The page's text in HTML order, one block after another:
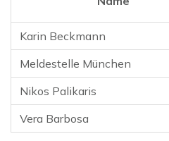
Karin Beckmann
Meldestelle München
Nikos Palikaris
Vera Barbosa